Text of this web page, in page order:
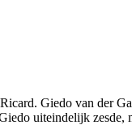
Giedo van der
uiteindelijk